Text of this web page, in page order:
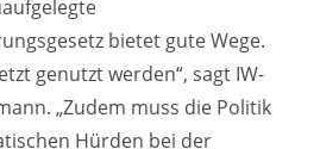
bietet gute Wege.
genutzt werden“, sagt IW-
„Zudem muss die Politik
Hürden bei der